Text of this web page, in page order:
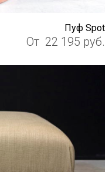
Пуф Spot
От 22 195 руб.